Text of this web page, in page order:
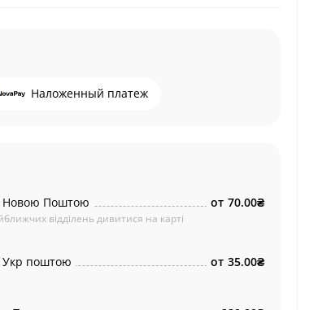
Наложенный платеж
Новою Поштою
відділень дивитися на карті
от 70.00₴
Укр поштою от 35.00₴